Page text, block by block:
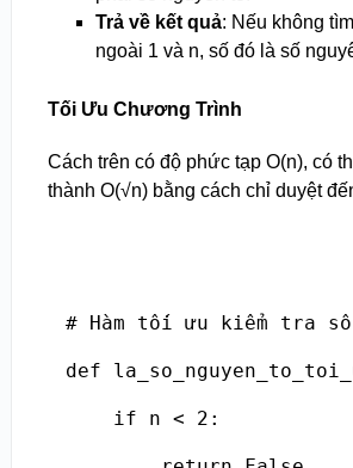
Trả về kết quả: Nếu không
ngoài 1 và n, số đó là số
Tối Ưu Chương Trình
Cách trên có độ phức tạp O(n), có
thành O(√n) bằng cách chỉ duyệt
# Hàm tối ưu kiểm tra
def
if n < 2: